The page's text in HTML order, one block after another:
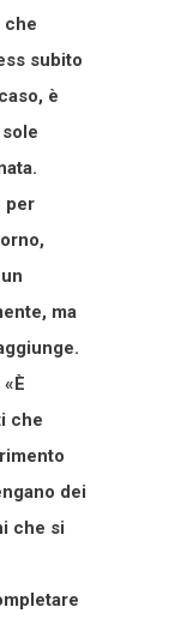
che
subito
è
per
ma
che
dei
che si